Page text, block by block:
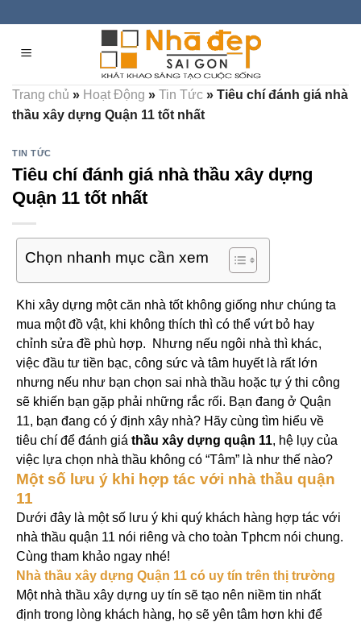
content
Trang chủ » Hoạt Động » Tin Tức » Tiêu chí đánh giá nhà
thầu xây dựng Quận 11 tốt nhất
TIN TỨC
Tiêu chí đánh giá nhà thầu xây dựng
Quận 11 tốt nhất
Chọn nhanh mục cần xem
Khi xây dựng một căn nhà tốt không giống như chúng ta
mua một đồ vật, khi không thích thì có thể vứt bỏ hay
chỉnh sửa đề phù hợp. Nhưng nếu ngôi nhà thì khác,
việc đầu tư tiền bạc, công sức và tâm huyết là rất lớn
nhưng nếu như bạn chọn sai nhà thầu hoặc tự ý thi công
sẽ khiến bạn gặp phải những rắc rối. Bạn đang ở Quận
11, bạn đang có ý định xây nhà? Hãy cùng tìm hiểu về
tiêu chí để đánh giá thầu xây dựng quận 11, hệ lụy của
việc lựa chọn nhà thầu không có “Tâm” là như thế nào?
Một số lưu ý khi hợp tác với nhà thầu quận
11
Dưới đây là một số lưu ý khi quý khách hàng hợp tác với
nhà thầu quận 11 nói riêng và cho toàn Tphcm nói chung.
Cùng tham khảo ngay nhé!
Nhà thầu xây dựng Quận 11 có uy tín trên thị trường
Một nhà thầu xây dựng uy tín sẽ tạo nên niềm tin nhất
định trong lòng khách hàng, họ sẽ yên tâm hơn khi để